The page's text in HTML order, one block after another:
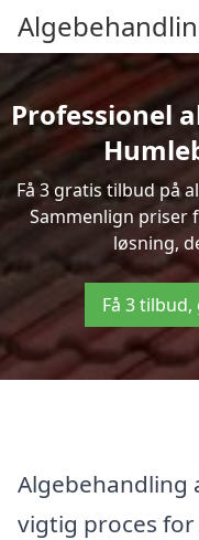
Professionel
Få 3 gratis tilbud på
Sammenlign priser
løsning,
Få 3
Algebehandling
vigtig proces